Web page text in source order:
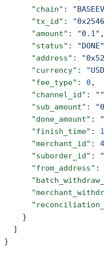
      "chain"
:
      "tx_id"
:
      "amount"
: "0.1" ,
      "status"
: "DONE"
      "address"
:
      "currency"
:
      "fee_type"
: 0 ,
      "channel_id"
: ""
      "sub_amount"
:
      "done_amount"
:
      "finish_time"
:
      "merchant_id"
:
      "suborder_id"
:
      "from_address"
:
    }
  ]
}